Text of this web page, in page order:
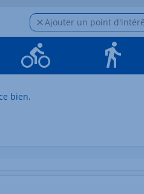
Ajouter un point
bien.